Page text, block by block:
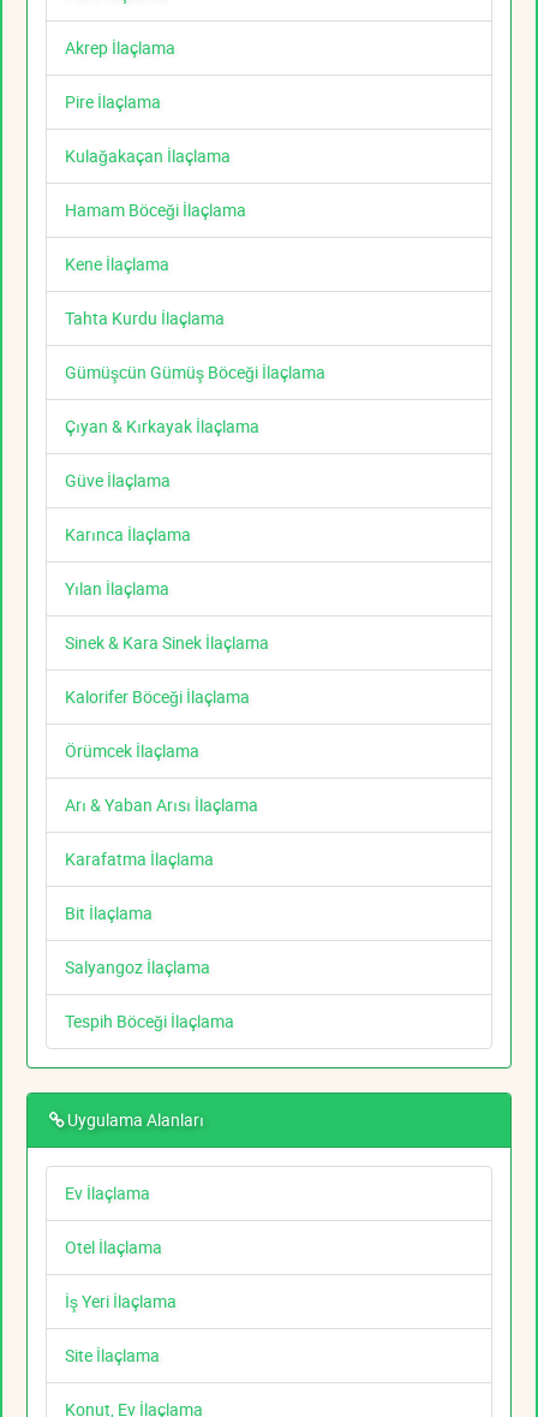
Akrep İlaçlama
Pire İlaçlama
Kulağakaçan İlaçlama
Hamam Böceği İlaçlama
Kene İlaçlama
Tahta Kurdu İlaçlama
Gümüşcün Gümüş Böceği İlaçlama
Çıyan & Kırkayak İlaçlama
Güve İlaçlama
Karınca İlaçlama
Yılan İlaçlama
Sinek & Kara Sinek İlaçlama
Kalorifer Böceği İlaçlama
Örümcek İlaçlama
Arı & Yaban Arısı İlaçlama
Karafatma İlaçlama
Bit İlaçlama
Salyangoz İlaçlama
Tespih Böceği İlaçlama
Uygulama Alanları
Ev İlaçlama
Otel İlaçlama
İş Yeri İlaçlama
Site İlaçlama
Konut, Ev İlaçlama